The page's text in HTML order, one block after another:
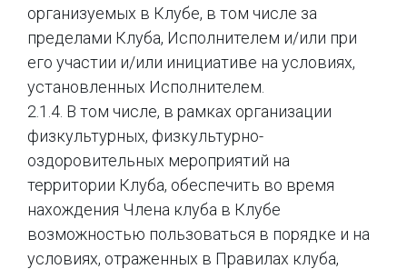
организуемых в Клубе, в том числе за
пределами Клуба, Исполнителем и/или при
его участии и/или инициативе на условиях,
установленных Исполнителем.
2.1.4. В том числе, в рамках организации
физкультурных, физкультурно-
оздоровительных мероприятий на
территории Клуба, обеспечить во время
нахождения Члена клуба в Клубе
возможностью пользоваться в порядке и на
условиях, отраженных в Правилах клуба,